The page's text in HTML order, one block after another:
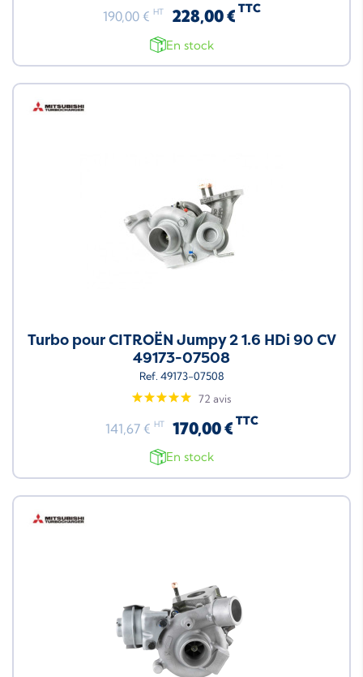
190,00 € HT 228,00 € TTC
En stock
Turbo pour CITROËN Jumpy 2 1.6 HDi 90 CV
49173-07508
Ref. 49173-07508
72 avis
141,67 € HT 170,00 € TTC
En stock